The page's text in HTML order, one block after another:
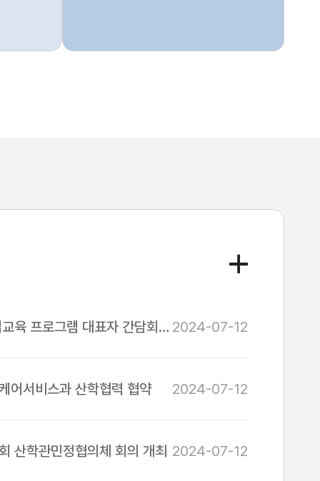
육 프로그램 대표자 간담회 2024-07-12
어서비스과 산학협력 협약 2024-07-12
산학관민정협의체 회의 개최 2024-07-12